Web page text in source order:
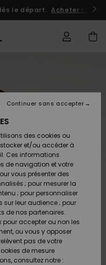
le départ. Acheter
des cookies ou
et/ou accéder à
Ces informations
de navigation et votre
vous présenter des
; pour mesurer la
; pour personnaliser
sur leur audience ; pour
de nos partenaires.
pour accepter ou non les
ou vous y opposer
pas de votre
de mesure
consultez notre :
Continuer sans accepter